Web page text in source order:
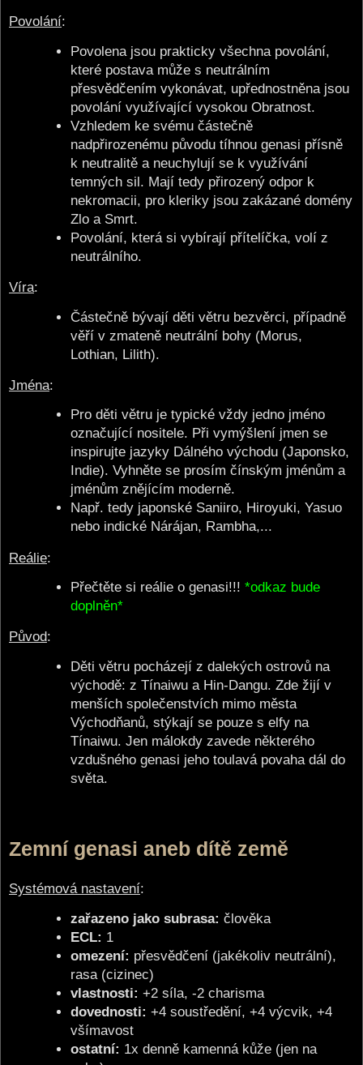
Povolání:
Povolena jsou prakticky všechna povolání,
které postava může s neutrálním
přesvědčením vykonávat, upřednostněna jsou
povolání využívající vysokou Obratnost.
Vzhledem ke svému částečně
nadpřirozenému původu tíhnou genasi přísně
k neutralitě a neuchylují se k využívání
temných sil. Mají tedy přirozený odpor k
nekromacii, pro kleriky jsou zakázané domény
Zlo a Smrt.
Povolání, která si vybírají přítelíčka, volí z
neutrálního.
Víra:
Částečně bývají děti větru bezvěrci, případně
věří v zmateně neutrální bohy (Morus,
Lothian, Lilith).
Jména:
Pro děti větru je typické vždy jedno jméno
označující nositele. Při vymýšlení jmen se
inspirujte jazyky Dálného východu (Japonsko,
Indie). Vyhněte se prosím čínským jménům a
jménům znějícím moderně.
Např. tedy japonské Saniiro, Hiroyuki, Yasuo
nebo indické Nárájan, Rambha,...
Reálie:
Přečtěte si reálie o genasi!!!*odkaz bude
doplněn*
Původ:
Děti větru pocházejí z dalekých ostrovů na
východě: z Tínaiwu a Hin-Dangu. Zde žijí v
menších společenstvích mimo města
Východňanů, stýkají se pouze s elfy na
Tínaiwu. Jen málokdy zavede některého
vzdušného genasi jeho toulavá povaha dál do
světa.
Zemní genasi aneb dítě země
Systémová nastavení:
zařazeno jako subrasa: člověka
ECL: 1
omezení: přesvědčení (jakékoliv neutrální),
rasa (cizinec)
vlastnosti: +2 síla, -2 charisma
dovednosti: +4 soustředění, +4 výcvik, +4
všímavost
ostatní: 1x denně kamenná kůže (jen na